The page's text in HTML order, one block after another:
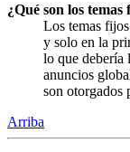
¿Qué son los temas
Los temas
y solo en la
lo que debería
anuncios
son otorgados
Arriba